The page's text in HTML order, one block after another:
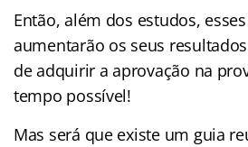
Então, além dos estudos,
aumentarão os seus
de adquirir a aprovação na
tempo possível!
Mas será que existe um guia